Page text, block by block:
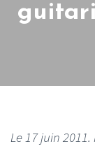
Le 17 juin 2011.